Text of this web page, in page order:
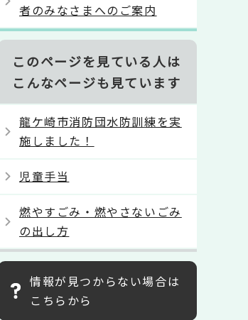
者のみなさまへのご案内
このページを見ている人は
こんなページも見ています
龍ケ崎市消防団水防訓練を実
施しました！
児童手当
燃やすごみ・燃やさないごみ
の出し方
情報が見つからない場合は
こちらから